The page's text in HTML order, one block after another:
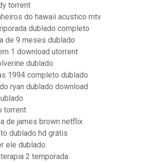
torrent
do hawaii acustico mtv
dublado completo
de 9 meses dublado
1 download utorrent
dublado
1994 completo dublado
ryan dublado download
torrent
de james brown netflix
dublado hd grátis
ele dublado
2 temporada